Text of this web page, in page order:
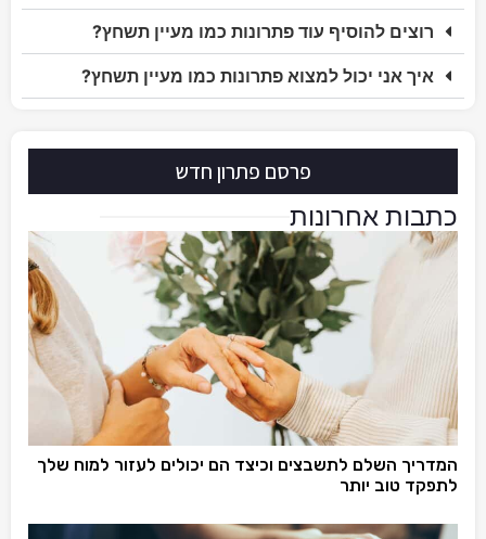
רוצים להוסיף עוד פתרונות כמו מעיין תשחץ?
איך אני יכול למצוא פתרונות כמו מעיין תשחץ?
פרסם פתרון חדש
כתבות אחרונות
המדריך השלם לתשבצים וכיצד הם יכולים לעזור למוח שלך
לתפקד טוב יותר